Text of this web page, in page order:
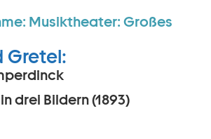
Musiktheater: Großes
Gretel:
drei Bildern (1893)